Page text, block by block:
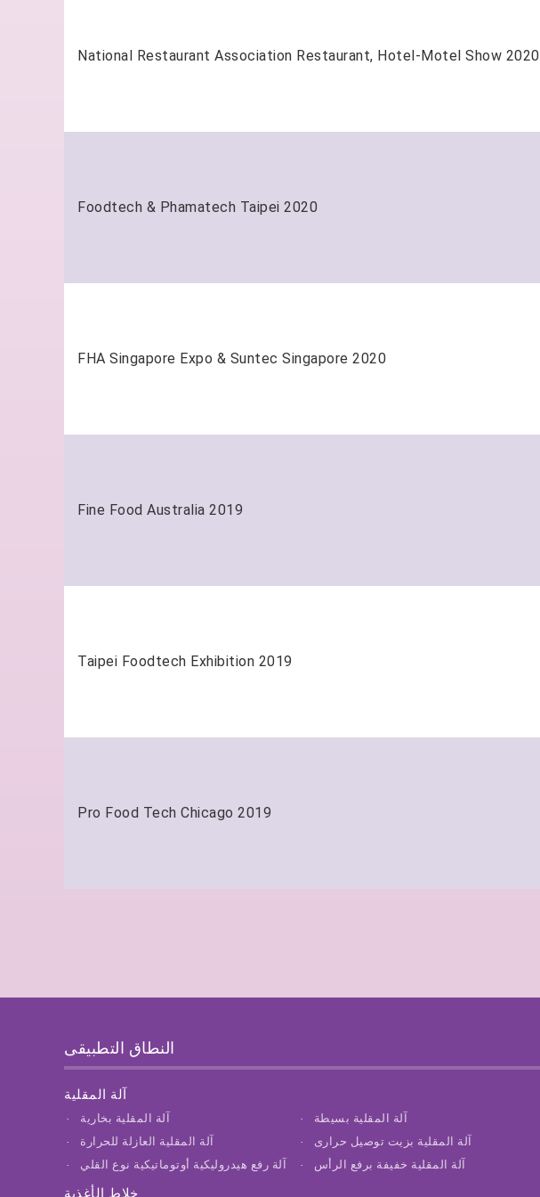
2020 National Restaurant Association Restaurant, Hotel-Motel Show
2020 Foodtech & Phamatech Taipei
2020 FHA Singapore Expo & Suntec Singapore
Fine Food Australia 2019
Taipei Foodtech Exhibition 2019
Pro Food Tech Chicago 2019
النطاق التطبيقى
آلة المقلية
آلة المقلية بسيطة
آلة المقلية بخارية
آلة المقلية بزيت توصيل حرارى
آلة المقلية العازلة للحرارة
آلة المقلية خفيفة برفع الرأس
آلة رفع هيدروليكية أوتوماتيكية نوع القلي
خلاط الأغذية